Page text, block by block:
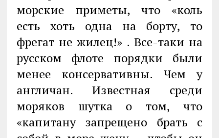
морские приметы, что «коль
есть хоть одна на борту, то
фрегат не жилец!» . Все-таки на
русском флоте порядки были
менее консервативны. Чем у
англичан. Известная среди
моряков шутка о том, что
«капитану запрещено брать с